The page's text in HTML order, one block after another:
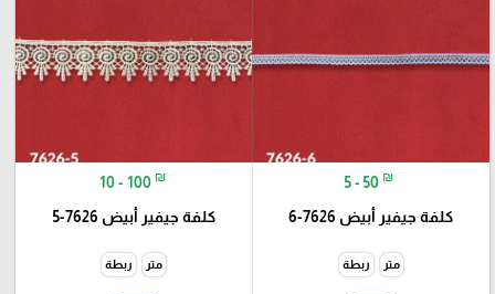
5 - 50 ₪
كلفة جيفير أبيض 7626-6
متر ربطة
10 - 100 ₪
كلفة جيفير أبيض 7626-5
متر ربطة